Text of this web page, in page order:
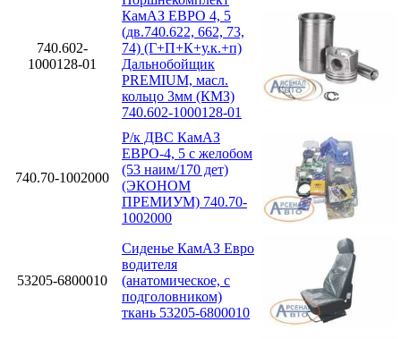
740.602-
1000128-01
КамАЗ ЕВРО 4, 5
(дв.740.622, 662, 73,
74) (Г+П+К+у.к.+п)
Дальнобойщик
PREMIUM, масл.
кольцо 3мм (КМЗ)
740.602-1000128-01
740.70-1002000
Р/к ДВС КамАЗ
ЕВРО-4, 5 с желобом
(53 наим/170 дет)
(ЭКОНОМ
ПРЕМИУМ) 740.70-
1002000
53205-6800010
Сиденье КамАЗ Евро
водителя
(анатомическое, с
подголовником)
ткань 53205-6800010